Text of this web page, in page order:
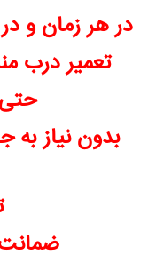
در هر زمان و
تعمیر درب
بدون نیاز